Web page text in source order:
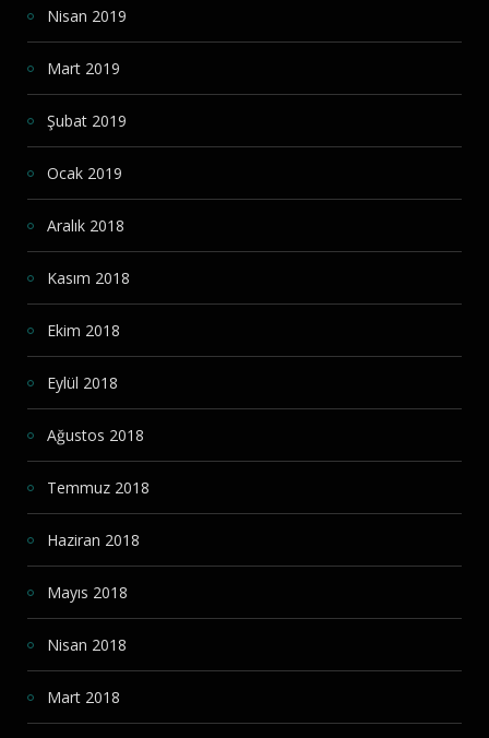
Nisan 2019
Mart 2019
Şubat 2019
Ocak 2019
Aralık 2018
Kasım 2018
Ekim 2018
Eylül 2018
Ağustos 2018
Temmuz 2018
Haziran 2018
Mayıs 2018
Nisan 2018
Mart 2018